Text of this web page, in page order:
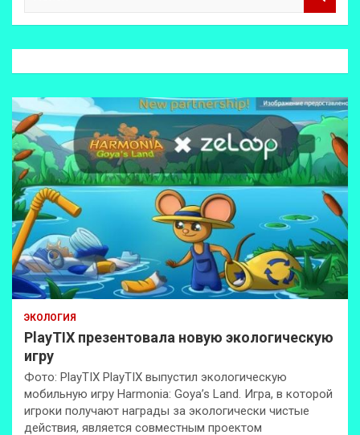
к
ЭКОЛОГИЯ
PlayTIX презентовала новую экологическую
игру
Фото: PlayTIX PlayTIX выпустил экологическую
мобильную игру Harmonia: Goya’s Land. Игра, в которой
игроки получают награды за экологически чистые
действия, является совместным проектом